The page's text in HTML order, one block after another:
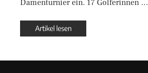
Damenturnier ein. 17 Golferinnen …
Artikel lesen